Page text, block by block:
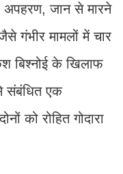
अपहरण, जान से मारने
गंभीर मामलों में चार
बिश्नोई के खिलाफ
संबंधित एक
को रोहित गोदारा